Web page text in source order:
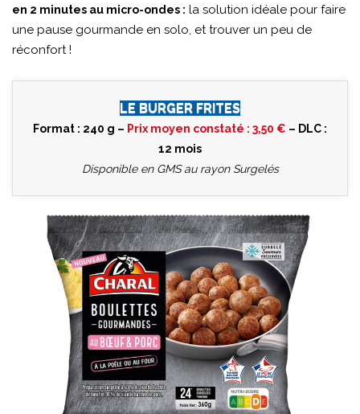
en 2 minutes au micro-ondes : la solution idéale pour faire
une pause gourmande en solo, et trouver un peu de
réconfort !
LE BURGER FRITES
Format : 240 g – Prix moyen constaté : 3,50 € – DLC :
12 mois
Disponible en GMS au rayon Surgelés